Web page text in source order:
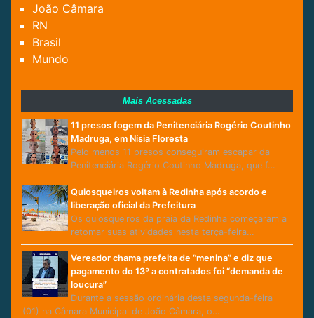
João Câmara
RN
Brasil
Mundo
Mais Acessadas
11 presos fogem da Penitenciária Rogério Coutinho
Madruga, em Nísia Floresta
Pelo menos 11 presos conseguiram escapar da
Penitenciária Rogério Coutinho Madruga, que f…
Quiosqueiros voltam à Redinha após acordo e
liberação oficial da Prefeitura
Os quiosqueiros da praia da Redinha começaram a
retomar suas atividades nesta terça-feira…
Vereador chama prefeita de “menina” e diz que
pagamento do 13º a contratados foi “demanda de
loucura”
Durante a sessão ordinária desta segunda-feira
(01) na Câmara Municipal de João Câmara, o…